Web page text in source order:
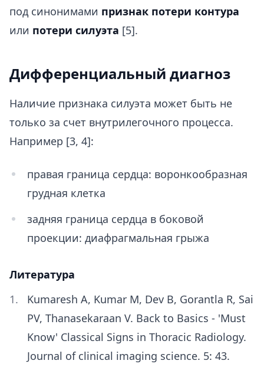
под синонимами признак потери контура
или потери силуэта [5].
Дифференциальный диагноз
Наличие признака силуэта может быть не
только за счет внутрилегочного процесса.
Например [3, 4]:
правая граница сердца: воронкообразная
грудная клетка
задняя граница сердца в боковой
проекции: диафрагмальная грыжа
Литература
Kumaresh A, Kumar M, Dev B, Gorantla R, Sai
PV, Thanasekaraan V. Back to Basics - 'Must
Know' Classical Signs in Thoracic Radiology.
Journal of clinical imaging science. 5: 43.